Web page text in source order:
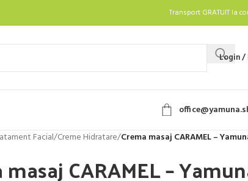
Transport GRATUIT la
Login /
Facial/Creme Hidratare/Crema masaj CARAMEL –
CARAMEL –